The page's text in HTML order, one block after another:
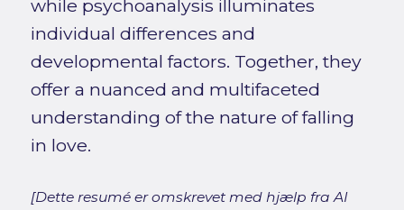
while psychoanalysis illuminates
individual differences and
developmental factors. Together, they
offer a nuanced and multifaceted
understanding of the nature of falling
in love.
[Dette resumé er omskrevet med hjælp fra AI